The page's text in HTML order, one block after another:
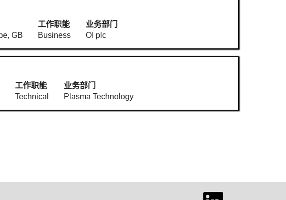
GB
工作职能
Business
业务部门
OI plc
工作职能
Technical
业务部门
Plasma Technology
在